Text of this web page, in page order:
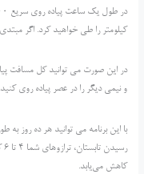
کیلومتر را طی خواهید کرد. اگر
در این صورت می توانید کل مسافت
و نیمی دیگر را در عصر پیاده روی کنید.
کاهش می‌یابد.